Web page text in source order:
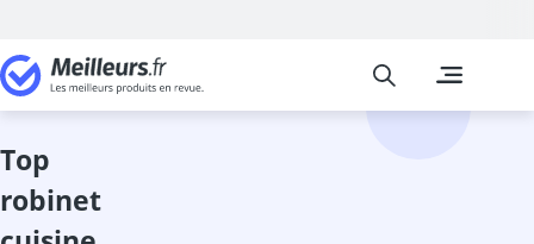
Bricolage
abrasif
Meilleurs
top
robinet